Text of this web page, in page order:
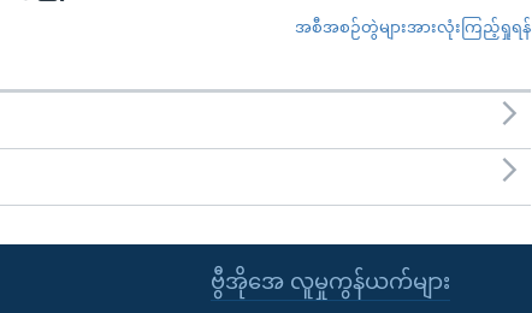
အစီအစဉ်တွဲများအားလုံးကြည့်ရှုရန်
ဗွီအိုအေ လူမှုကွန်ယက်များ